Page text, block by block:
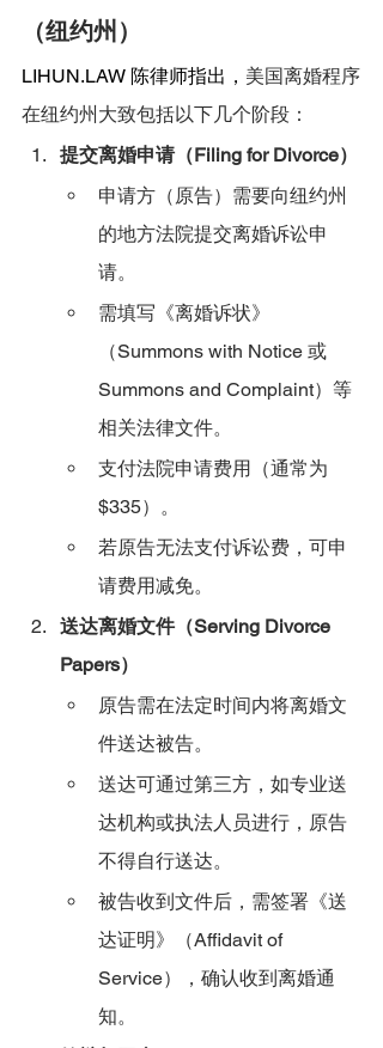
（纽约州）
LIHUN.LAW 陈律师指出， 美国离婚程序
在纽约州大致包括以下几个阶段：
提交离婚申请（Filing for Divorce）
申请方（原告）需要向纽约州
的地方法院提交离婚诉讼申
请。
需填写《离婚诉状》
（Summons with Notice 或
Summons and Complaint）等
相关法律文件。
支付法院申请费用（通常为
$335）。
若原告无法支付诉讼费，可申
请费用减免。
送达离婚文件（Serving Divorce
Papers）
原告需在法定时间内将离婚文
件送达被告。
送达可通过第三方，如专业送
达机构或执法人员进行，原告
不得自行送达。
被告收到文件后，需签署《送
达证明》（Affidavit of
Service），确认收到离婚通
知。